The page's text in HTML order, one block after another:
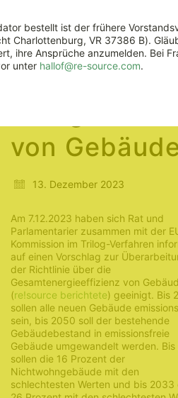
einigen sich
bei
von
13. Dezember 2023
Am 7.12.2023 haben sich Rat und
Parlamentarier zusammen mit der
Kommission im Trilog-Verfahren
auf einen Vorschlag zur
der Richtlinie über die
Gesamtenergieeffizienz von
(re!source berichtete) geeinigt. Bis
sollen alle neuen Gebäude
sein, bis 2050 soll der bestehende
Gebäudebestand in emissionsfreie
Gebäude umgewandelt werden.
sollen die 16 Prozent der
Nichtwohngebäude mit den
schlechtesten Werten und bis 2033
bestellt ist der frühere
Charlottenburg, VR 37386 B).
ihre Ansprüche anzumelden. Bei
unter hallof@re-source.com.